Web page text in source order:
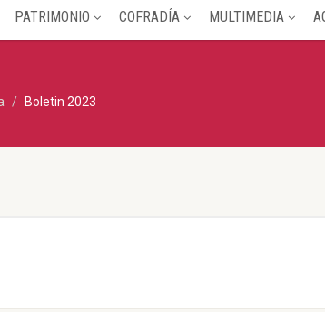
PATRIMONIO COFRADÍA MULTIMEDIA
Boletin 2023